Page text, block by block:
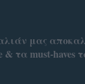
μας
& τα must-haves